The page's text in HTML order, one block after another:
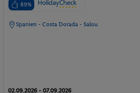
89%
Spanien - Costa Dorada - Salou
02.09.2026 - 07.09.2026